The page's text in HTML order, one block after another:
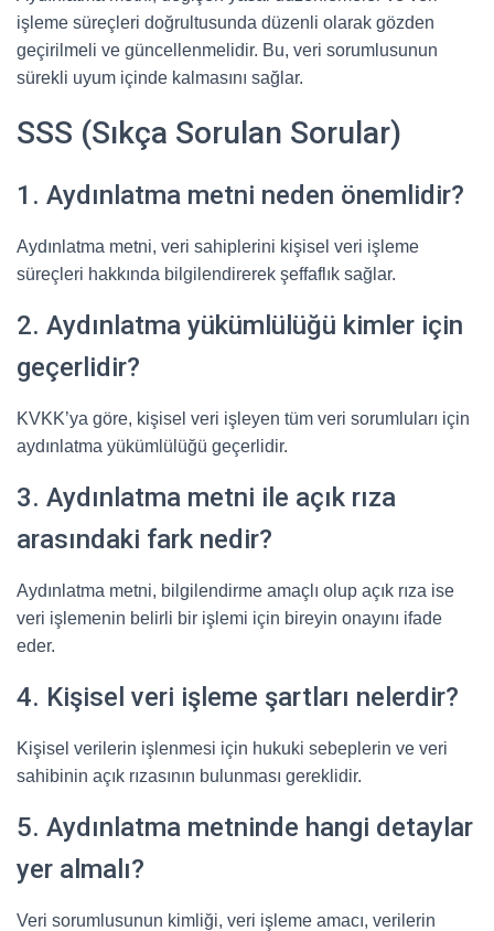
işleme süreçleri doğrultusunda düzenli olarak gözden
geçirilmeli ve güncellenmelidir. Bu, veri sorumlusunun
sürekli uyum içinde kalmasını sağlar.
SSS (Sıkça Sorulan Sorular)
1. Aydınlatma metni neden önemlidir?
Aydınlatma metni, veri sahiplerini kişisel veri işleme
süreçleri hakkında bilgilendirerek şeffaflık sağlar.
2. Aydınlatma yükümlülüğü kimler için
geçerlidir?
KVKK’ya göre, kişisel veri işleyen tüm veri sorumluları için
aydınlatma yükümlülüğü geçerlidir.
3. Aydınlatma metni ile açık rıza
arasındaki fark nedir?
Aydınlatma metni, bilgilendirme amaçlı olup açık rıza ise
veri işlemenin belirli bir işlemi için bireyin onayını ifade
eder.
4. Kişisel veri işleme şartları nelerdir?
Kişisel verilerin işlenmesi için hukuki sebeplerin ve veri
sahibinin açık rızasının bulunması gereklidir.
5. Aydınlatma metninde hangi detaylar
yer almalı?
Veri sorumlusunun kimliği, veri işleme amacı, verilerin